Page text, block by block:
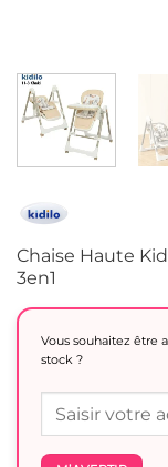
Chaise Haute
3en1
Vous souhaitez être
stock ?